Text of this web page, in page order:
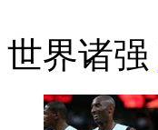
世界诸强